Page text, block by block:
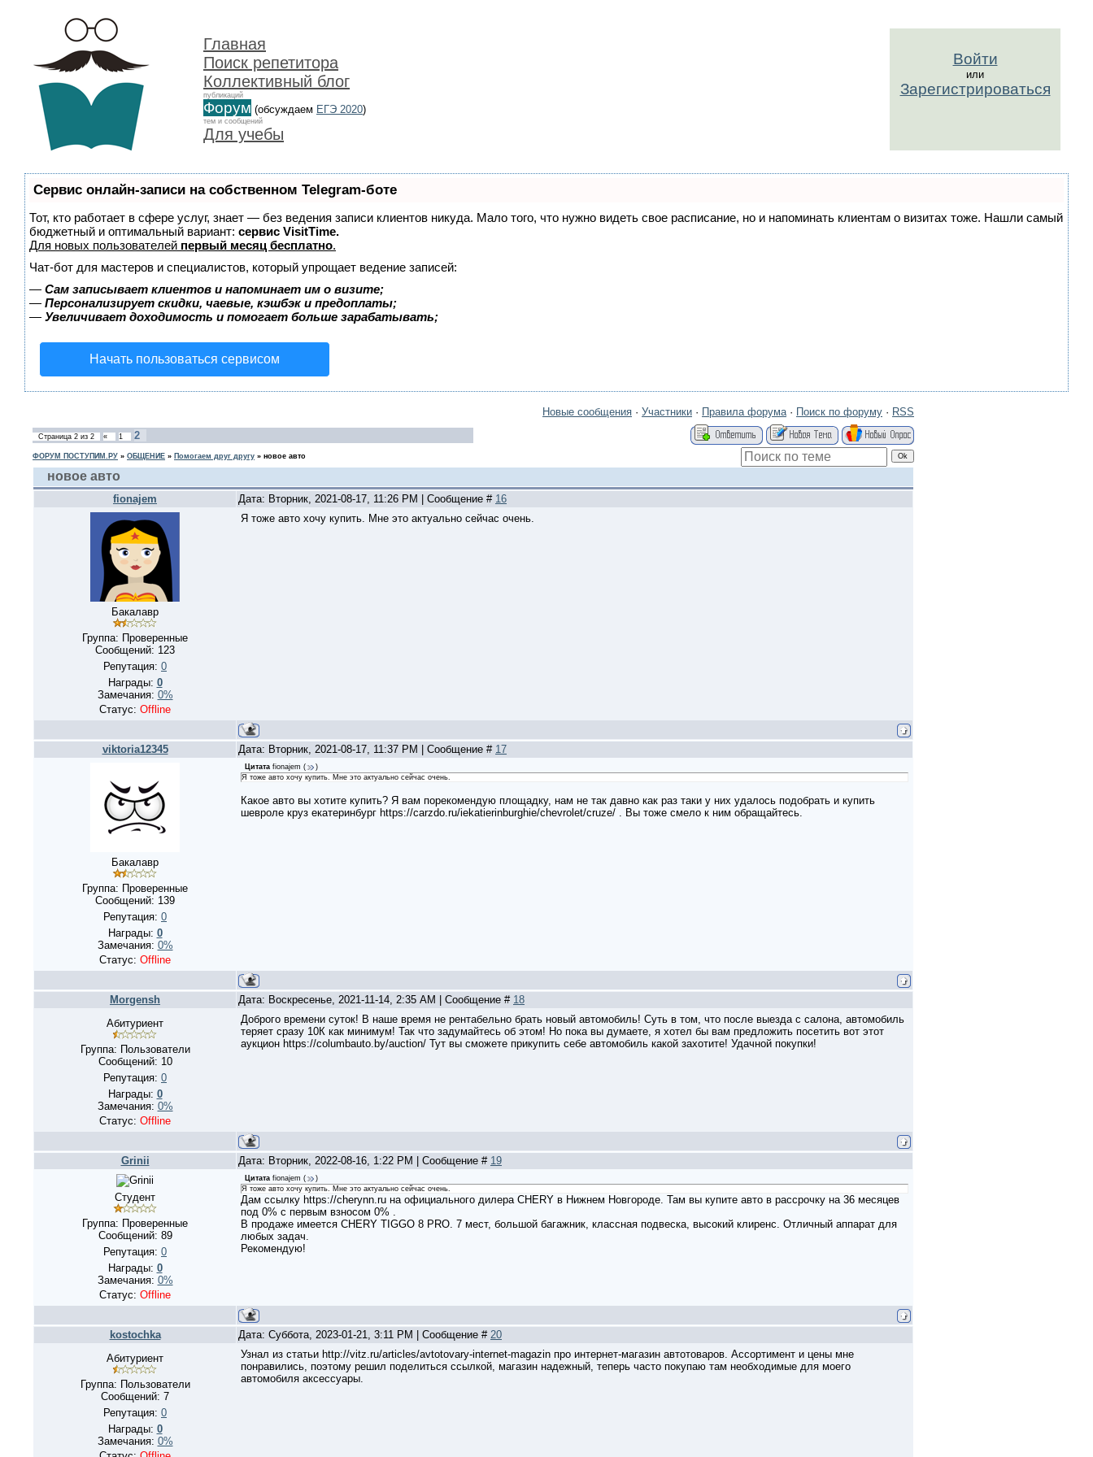
Главная
Поиск репетитора
Коллективный блог
публикаций
Форум (обсуждаем ЕГЭ 2020)
тем и сообщений
Для учебы
Войти
или
Зарегистрироваться
Сервис онлайн-записи на собственном Telegram-боте
Тот, кто работает в сфере услуг, знает — без ведения записи клиентов никуда. Мало того, что нужно видеть свое расписание, но и напоминать клиентам о визитах тоже. Нашли самый
бюджетный и оптимальный вариант: сервис VisitTime.
Для новых пользователей первый месяц бесплатно.
Чат-бот для мастеров и специалистов, который упрощает ведение записей:
— Сам записывает клиентов и напоминает им о визите;
— Персонализирует скидки, чаевые, кэшбэк и предоплаты;
— Увеличивает доходимость и помогает больше зарабатывать;
Начать пользоваться сервисом
Новые сообщения · Участники · Правила форума· Поиск по форуму · RSS
Страница 2 из 2 « 1 2
ФОРУМ ПОСТУПИМ.РУ » ОБЩЕНИЕ » Помогаем друг другу » новое авто
новое авто
fionajem Дата: Вторник, 2021-08-17, 11:26 PM | Сообщение # 16
Бакалавр
Группа: Проверенные
Сообщений: 123
Репутация: 0
Награды: 0
Замечания: 0%
Статус: Offline
Я тоже авто хочу купить. Мне это актуально сейчас очень.
viktoria12345 Дата: Вторник, 2021-08-17, 11:37 PM | Сообщение # 17
Бакалавр
Группа: Проверенные
Сообщений: 139
Репутация: 0
Награды: 0
Замечания: 0%
Статус: Offline
Цитата fionajem (
)
Я тоже авто хочу купить. Мне это актуально сейчас очень.
Какое авто вы хотите купить? Я вам порекомендую площадку, нам не так давно как раз таки у них удалось подобрать и купить
шевроле круз екатеринбург https://carzdo.ru/iekatierinburghie/chevrolet/cruze/ . Вы тоже смело к ним обращайтесь.
Morgensh Дата: Воскресенье, 2021-11-14, 2:35 AM | Сообщение # 18
Абитуриент
Группа: Пользователи
Сообщений: 10
Репутация: 0
Награды: 0
Замечания: 0%
Статус: Offline
Доброго времени суток! В наше время не рентабельно брать новый автомобиль! Суть в том, что после выезда с салона, автомобиль
теряет сразу 10К как минимум! Так что задумайтесь об этом! Но пока вы думаете, я хотел бы вам предложить посетить вот этот
аукцион https://columbauto.by/auction/ Тут вы сможете прикупить себе автомобиль какой захотите! Удачной покупки!
Grinii Дата: Вторник, 2022-08-16, 1:22 PM | Сообщение # 19
Студент
Группа: Проверенные
Сообщений: 89
Репутация: 0
Награды: 0
Замечания: 0%
Статус: Offline
Цитата fionajem (
)
Я тоже авто хочу купить. Мне это актуально сейчас очень.
Дам ссылку https://cherynn.ru на официального дилера CHERY в Нижнем Новгороде. Там вы купите авто в рассрочку на 36 месяцев
под 0% с первым взносом 0% .
В продаже имеется CHERY TIGGO 8 PRO. 7 мест, большой багажник, классная подвеска, высокий клиренс. Отличный аппарат для
любых задач.
Рекомендую!
kostochka Дата: Суббота, 2023-01-21, 3:11 PM | Сообщение # 20
Абитуриент
Группа: Пользователи
Сообщений: 7
Репутация: 0
Награды: 0
Замечания: 0%
Узнал из статьи http://vitz.ru/articles/avtotovary-internet-magazin про интернет-магазин автотоваров. Ассортимент и цены мне
понравились, поэтому решил поделиться ссылкой, магазин надежный, теперь часто покупаю там необходимые для моего
автомобиля аксессуары.